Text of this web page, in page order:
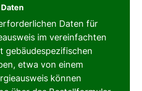
Daten für
im vereinfachten
gebäudespezifischen
etwa von einem
können